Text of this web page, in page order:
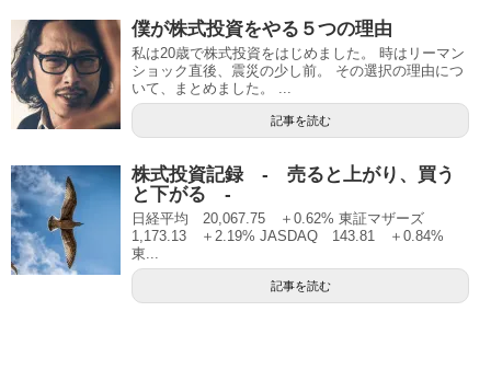
僕が株式投資をやる５つの理由
私は20歳で株式投資をはじめました。 時はリーマン
ショック直後、震災の少し前。 その選択の理由につ
いて、まとめました。 ...
記事を読む
株式投資記録 - 売ると上がり、買う
と下がる -
日経平均 20,067.75 ＋0.62% 東証マザーズ
1,173.13 ＋2.19% JASDAQ 143.81 ＋0.84%
東...
記事を読む